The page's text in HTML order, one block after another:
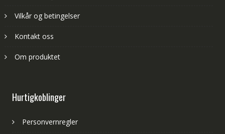
Vilkår og betingelser
Kontakt oss
Om produktet
Hurtigkoblinger
Personvernregler